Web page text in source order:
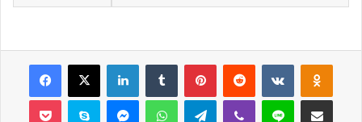
Facebook
X LinkedInTumblr PinterestReddit VKontakte
Pocket Skype MessengerWhatsAppTelegramViber Line E-Posta ile